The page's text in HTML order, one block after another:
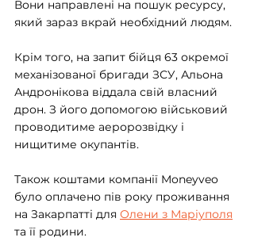
Вони направлені на пошук ресурсу,
який зараз вкрай необхідний людям.
Крім того, на запит бійця 63 окремої
механізованої бригади ЗСУ, Альона
Андронікова віддала свій власний
дрон. З його допомогою військовий
проводитиме аеророзвідку і
нищитиме окупантів.
Також коштами компанії Moneyveo
було оплачено пів року проживання
на Закарпатті для Олени з Маріуполя
та її родини.